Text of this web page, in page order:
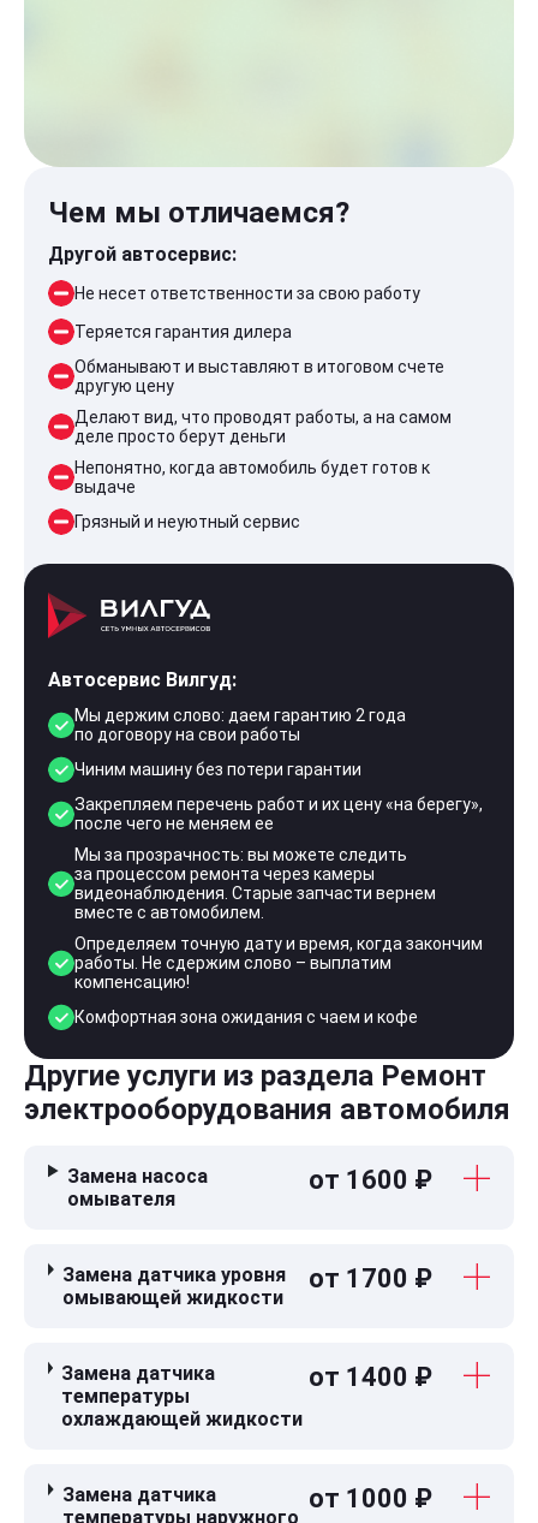
Чем мы отличаемся?
Другой автосервис:
Не несет ответственности за свою работу
Теряется гарантия дилера
Обманывают и выставляют в итоговом счете
другую цену
Делают вид, что проводят работы, а на самом
деле просто берут деньги
Непонятно, когда автомобиль будет готов к
выдаче
Грязный и неуютный сервис
Автосервис Вилгуд:
Мы держим слово: даем гарантию 2 года
по договору на свои работы
Чиним машину без потери гарантии
Закрепляем перечень работ и их цену «на берегу»,
после чего не меняем ее
Мы за прозрачность: вы можете следить
за процессом ремонта через камеры
видеонаблюдения. Старые запчасти вернем
вместе с автомобилем.
Определяем точную дату и время, когда закончим
работы. Не сдержим слово – выплатим
компенсацию!
Комфортная зона ожидания с чаем и кофе
Другие услуги из раздела Ремонт
электрооборудования автомобиля
Замена насоса
омывателя
от 1600 ₽
Замена датчика уровня
омывающей жидкости
от 1700 ₽
Замена датчика
температуры
охлаждающей жидкости
от 1400 ₽
Замена датчика
температуры наружного
от 1000 ₽